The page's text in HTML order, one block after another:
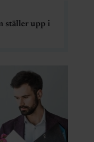
ställer upp i